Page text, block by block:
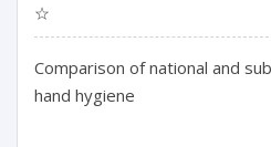
☆
Comparison of national and
hand hygiene